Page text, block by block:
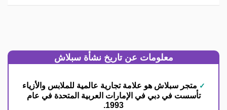
معلومات عن تاريخ نشأة سبلاش
متجر سبلاش هو علامة تجارية عالمية للملابس والأزياء
تأسست في دبي في الإمارات العربية المتحدة في عام
1993.